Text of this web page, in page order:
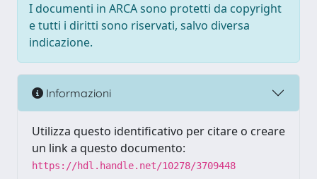
I documenti in ARCA sono protetti da copyright
e tutti i diritti sono riservati, salvo diversa
indicazione.
Informazioni
Utilizza questo identificativo per citare o creare
un link a questo documento:
https://hdl.handle.net/10278/3709448